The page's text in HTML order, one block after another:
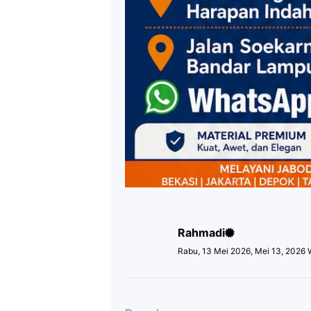
Rahmadi
Rabu, 13 Mei 2026, Mei 13, 2026